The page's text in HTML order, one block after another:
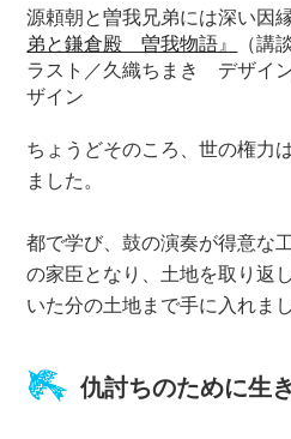
源頼朝と曽我兄弟には深い因
弟と鎌倉殿 曽我物語』
（講
ラスト／久織ちまき デザイ
ザイン
ちょうどそのころ、世の権力
ました。
都で学び、鼓の演奏が得意な
の家臣となり、土地を取り返
いた分の土地まで手に入れまし
仇討ちのために生